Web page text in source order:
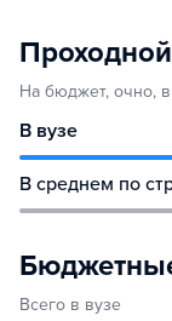
На бюджет, очно,
В вузе
В среднем по
Всего в вузе